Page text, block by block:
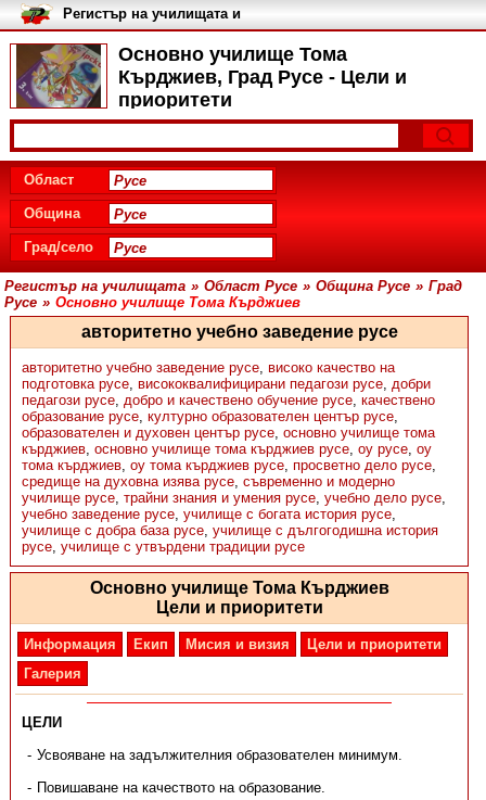
Основно училище Тома
Кърджиев, Град Русе - Цели и
приоритети
Регистър на училищата и
университетите в България
Област
Община
Град/село
Регистър на училищата » Област Русе » Община Русе » Град
Русе » Основно училище Тома Кърджиев
авторитетно учебно заведение русе
авторитетно учебно заведение русе, високо качество на
подготовка русе, висококвалифицирани педагози русе, добри
педагози русе, добро и качествено обучение русе, качествено
образование русе, културно образователен център русе,
образователен и духовен център русе, основно училище тома
кърджиев, основно училище тома кърджиев русе, оу русе, оу
тома кърджиев, оу тома кърджиев русе, просветно дело русе,
средище на духовна изява русе, съвременно и модерно
училище русе, трайни знания и умения русе, учебно дело русе,
учебно заведение русе, училище с богата история русе,
училище с добра база русе, училище с дългогодишна история
русе, училище с утвърдени традиции русе
Основно училище Тома Кърджиев
Цели и приоритети
Информация Екип Мисия и визия
Цели и приоритети
Галерия
ЦЕЛИ
Усвояване на задължителния образователен минимум.
Повишаване на качеството на образование.